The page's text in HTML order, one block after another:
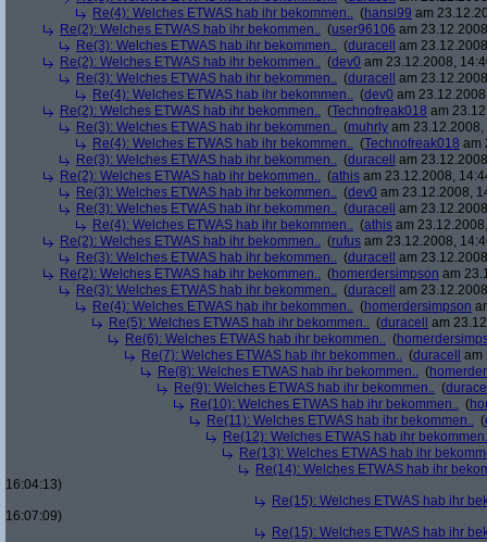
Re(4): Welches ETWAS hab ihr bekommen.. (hansi99 am
Re(2): Welches ETWAS hab ihr bekommen.. (user96106 am
Re(3): Welches ETWAS hab ihr bekommen.. (duracell
am
Re(2): Welches ETWAS hab ihr bekommen.. (dev0 am 23.12.2008,
Re(3): Welches ETWAS hab ihr bekommen.. (duracell
am
Re(4): Welches ETWAS hab ihr bekommen.. (dev0 am
Re(2): Welches ETWAS hab ihr bekommen.. (Technofreak018 am
Re(3): Welches ETWAS hab ihr bekommen.. (muhrly am
Re(4): Welches ETWAS hab ihr bekommen.. (Technofreak018 am
Re(3): Welches ETWAS hab ihr bekommen.. (duracell
am
Re(2): Welches ETWAS hab ihr bekommen.. (athis am 23.12.2008,
Re(3): Welches ETWAS hab ihr bekommen.. (dev0 am 23.12.2008,
Re(3): Welches ETWAS hab ihr bekommen.. (duracell
am
Re(4): Welches ETWAS hab ihr bekommen.. (athis am
Re(2): Welches ETWAS hab ihr bekommen.. (rufus am 23.12.2008,
Re(3): Welches ETWAS hab ihr bekommen.. (duracell
am
Re(2): Welches ETWAS hab ihr bekommen.. (homerdersimpson am
Re(3): Welches ETWAS hab ihr bekommen.. (duracell
am
Re(4): Welches ETWAS hab ihr bekommen.. (homerdersimpson
Re(5): Welches ETWAS hab ihr bekommen.. (duracell
am
Re(6): Welches ETWAS hab ihr bekommen.. (
Re(7): Welches ETWAS hab ihr bekommen.. (duracell
am
Re(8): Welches ETWAS hab ihr bekommen.. (
Re(9): Welches ETWAS hab ihr bekommen.. (
Re(10): Welches ETWAS hab ihr bekommen.. (
Re(11): Welches ETWAS hab ihr bekommen.. (
Re(12): Welches ETWAS hab ihr
Re(13): Welches ETWAS hab ihr
Re(14): Welches ETWAS hab ihr
16:04:13)
Re(15): Welches ETWAS hab ihr
16:07:09)
Re(15): Welches ETWAS hab ihr